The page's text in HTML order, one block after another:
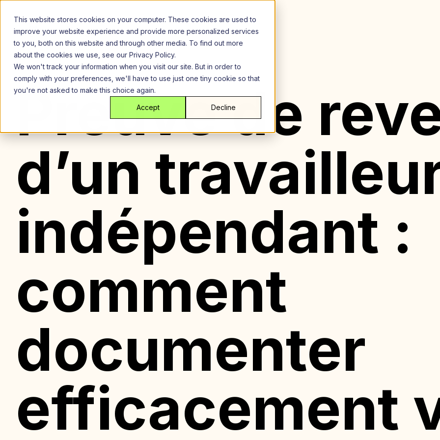
This website stores cookies on your computer. These cookies are used to
improve your website experience and provide more personalized services
to you, both on this website and through other media. To find out more
about the cookies we use, see our Privacy Policy.
We won't track your information when you visit our site. But in order to
comply with your preferences, we'll have to use just one tiny cookie so that
you're not asked to make this choice again.
Accept Decline
Aller
contenu
Preuve de
d’un
indépendant :
comment
documenter
efficacement